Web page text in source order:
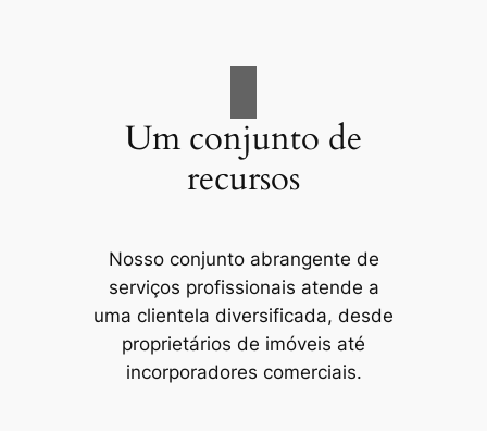
Um conjunto de
recursos
Nosso conjunto abrangente de
serviços profissionais atende a
uma clientela diversificada, desde
proprietários de imóveis até
incorporadores comerciais.